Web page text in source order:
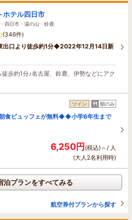
ホテル四日市
四日市・湯の山・鈴鹿
(346件)
出口より徒歩約1分◆2022年12月14日新
徒歩約1分♪名古屋、鈴鹿、伊勢などにアク
ツイン 朝のみ
食ビュッフェが無料◆◆小学6年生まで
6,250円(税込)～/ 人
(大人2名利用時)
泊プランをすべてみる
航空券付プランから探す